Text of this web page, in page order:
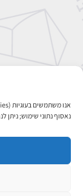
נאסוף נתוני שימוש;